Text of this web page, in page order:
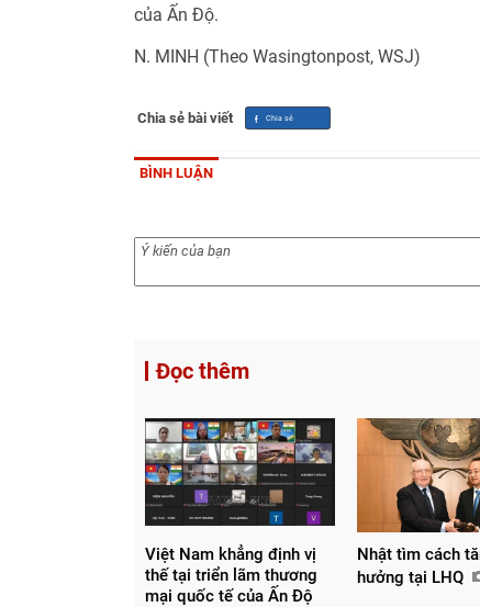
của Ấn Độ.
N. MINH (Theo Wasingtonpost, WSJ)
Chia sẻ bài viết
BÌNH LUẬN
Đọc thêm
Việt Nam khẳng định vị
thế tại triển lãm thương
mại quốc tế của Ấn Độ
Nhật tìm cách
hưởng tại LHQ